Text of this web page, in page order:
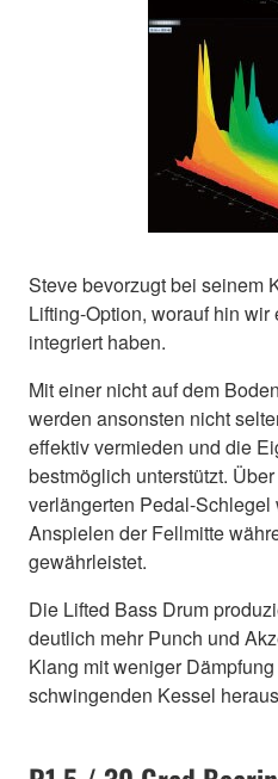
Steve bevorzugt bei seinem
Lifting-Option, worauf hin
integriert haben.
Mit einer nicht auf dem
werden ansonsten nicht
effektiv vermieden und die
bestmöglich unterstützt.
verlängerten Pedal-
Anspielen der Fellmitte
gewährleistet.
Die Lifted Bass Drum
deutlich mehr Punch und
Klang mit weniger
schwingenden Kessel